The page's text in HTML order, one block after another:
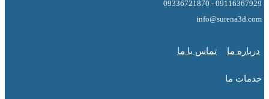
09116367929 -
ما تماس با ما
ما